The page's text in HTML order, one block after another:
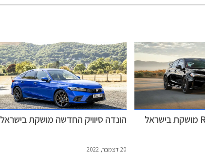
הונדה סיוויק החדשה מושקת בישראל
20 דצמבר, 2022